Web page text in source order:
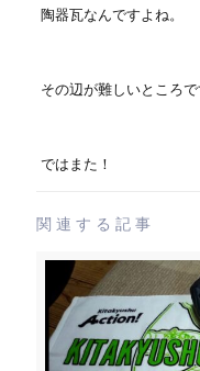
陶器瓦なんですよね。
その辺が難しいところで
ではまた！
関連する記事